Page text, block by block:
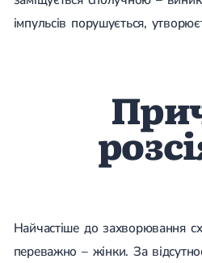
імпульсів порушується,
Найчастіше до захворювання
переважно – жінки. За